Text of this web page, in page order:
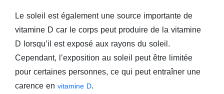
Le soleil est également une source importante de
vitamine D car le corps peut produire de la vitamine
D lorsqu’il est exposé aux rayons du soleil.
Cependant, l’exposition au soleil peut être limitée
pour certaines personnes, ce qui peut entraîner une
carence en vitamine D.